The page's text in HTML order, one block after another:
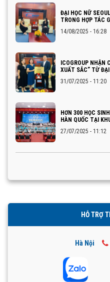
ĐẠI HỌC NỮ
TRONG HỢP TÁC
14/08/2025 - 16:28
ICOGROUP NHẬN
XUẤT SẮC” TỪ
31/07/2025 - 11:20
HƠN 300 HỌC
HÀN QUỐC TẠI
27/07/2025 - 11:12
HỖ TRỢ
Hà Nội